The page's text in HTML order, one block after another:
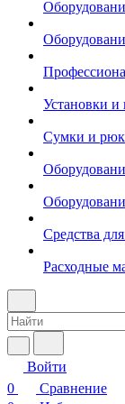
Установки и
Сумки и
Средства
Расходные
Войти
0
Сравнение